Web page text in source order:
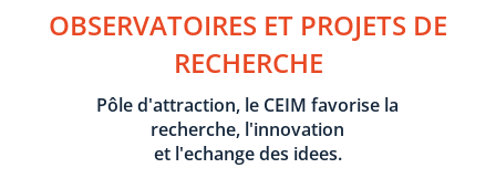
OBSERVATOIRES ET PROJETS DE
RECHERCHE
Pôle d'attraction, le CEIM favorise la
recherche, l'innovation
et l'echange des idees.